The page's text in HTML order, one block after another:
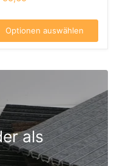
Optionen auswählen
als